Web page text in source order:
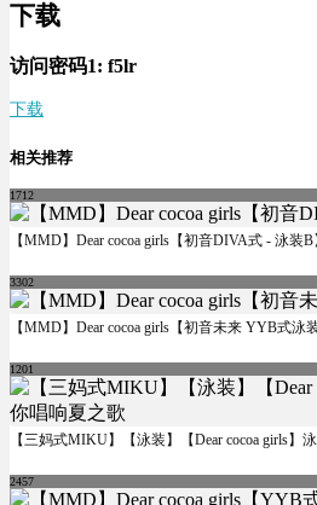
下载
访问密码1: f5lr
下载
相关推荐
1712
【MMD】Dear cocoa girls【初音DIVA式 - 泳装
3302
【MMD】Dear cocoa girls【初音未来 YYB式泳装
1201
【三妈式MIKU】【泳装】【Dear cocoa girls】
2457